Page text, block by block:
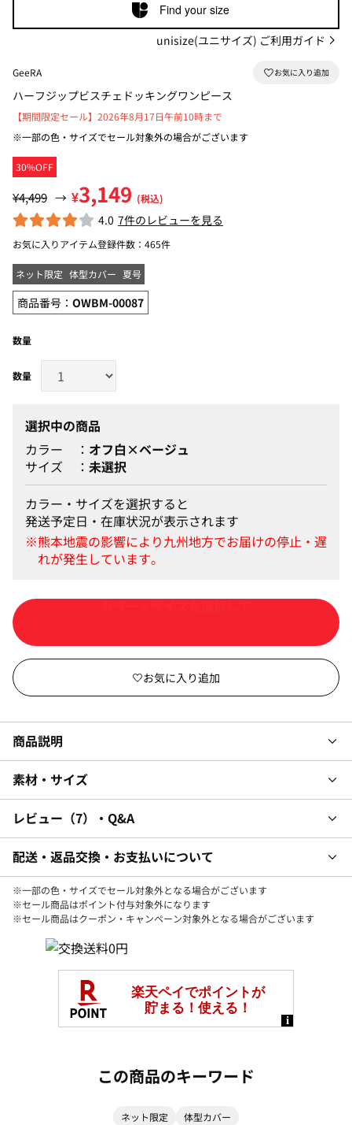
Find your size
unisize(ユニサイズ) ご利用ガイド
GeeRA
ハーフジップビスチェドッキングワンピース
30%OFF
【期間限定セール】2026年8月17日午前10時まで
※一部の色・サイズでセール対象外の場合がございます
¥4,499 → ¥3,149 (税込)
4.0 7件のレビューを見る
お気に入りアイテム登録件数： 465件
ネット限定 体型カバー 夏号
商品番号： OWBM-00087
数量
選択中の商品
カラー
オフ白×ベージュ
サイズ
未選択
カラー・サイズを選択すると
発送予定日・在庫状況が表示されます
商品説明
素材・サイズ
レビュー 7 ・Q&A
配送・返品交換・お支払いについて
※一部の色・サイズでセール対象外となる場合がございます
※セール商品はポイント付与対象外になります
※セール商品はクーポン・キャンペーン対象外となる場合がございます
この商品のキーワード
ネット限定 体型カバー